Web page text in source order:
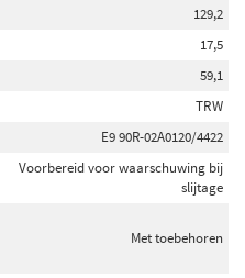
129,2
17,5
59,1
TRW
E9 90R-02A0120/4422
Voorbereid voor waarschuwing bij
slijtage
Met toebehoren